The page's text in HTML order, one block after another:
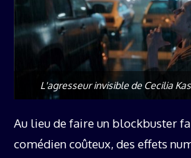
L'agresseur invisible de Cecilia
Au lieu de faire un blockbuster
comédien coûteux, des effets